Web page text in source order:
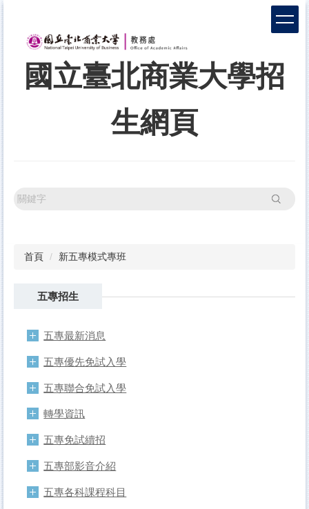
國立臺北商業大學招
生網頁
搜尋
首頁 新五專模式專班
五專招生
五專最新消息
五專優先免試入學
五專聯合免試入學
轉學資訊
五專免試續招
五專部影音介紹
五專各科課程科目